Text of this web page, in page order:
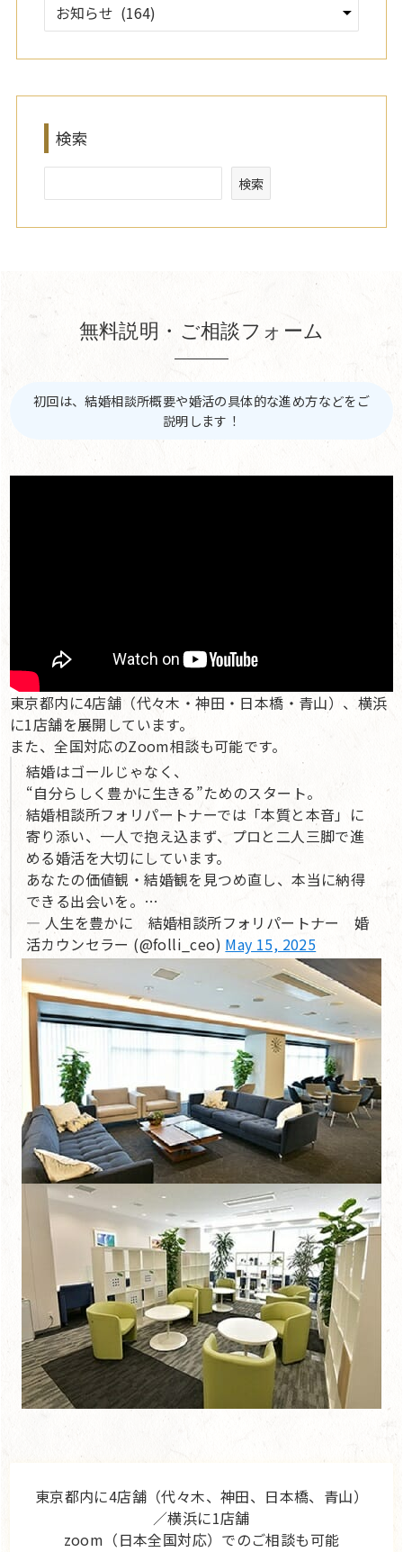
検索
検索
無料説明・ご相談フォーム
初回は、結婚相談所概要や婚活の具体的な進め方などをご
説明します！
東京都内に4店舗（代々木・神田・日本橋・青山）、横浜
に1店舗を展開しています。
また、全国対応のZoom相談も可能です。
結婚はゴールじゃなく、
“自分らしく豊かに生きる”ためのスタート。
結婚相談所フォリパートナーでは「本質と本音」に
寄り添い、一人で抱え込まず、プロと二人三脚で進
める婚活を大切にしています。
あなたの価値観・結婚観を見つめ直し、本当に納得
できる出会いを。…
— 人生を豊かに 結婚相談所フォリパートナー 婚
活カウンセラー (@folli_ceo) May 15, 2025
東京都内に4店舗（代々木、神田、日本橋、青山）
／横浜に1店舗
zoom（日本全国対応）でのご相談も可能